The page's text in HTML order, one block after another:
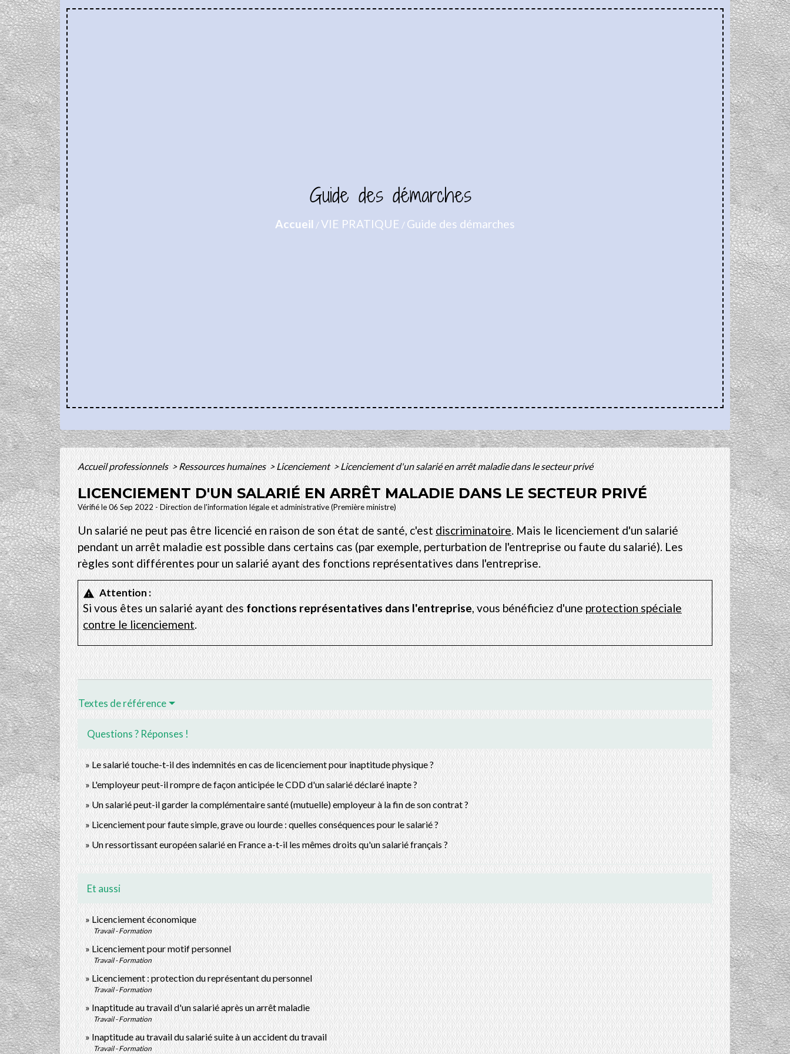
Guide des démarches
Accueil /VIE PRATIQUE / Guide des démarches
Accueil professionnels> Ressources humaines > Licenciement> Licenciement d'un salarié en arrêt maladie dans le secteur privé
LICENCIEMENT D'UN SALARIÉ EN ARRÊT MALADIE DANS LE SECTEUR PRIVÉ
Vérifié le 06 Sep 2022 - Direction de l'information légale et administrative (Première ministre)
Un salarié ne peut pas être licencié en raison de son état de santé, c'estdiscriminatoire. Mais le licenciement d'un salarié
pendant un arrêt maladie est possible dans certains cas (par exemple, perturbation de l'entreprise ou faute du salarié). Les
règles sont différentes pour un salarié ayant des fonctions représentatives dans l'entreprise.
warning Attention :
Si vous êtes un salarié ayant desfonctions représentatives dans l'entreprise, vous bénéficiez d'uneprotection spéciale
contre le licenciement.
Textes de référence
Questions ? Réponses !
Le salarié touche-t-il des indemnités en cas de licenciement pour inaptitude physique ?
L'employeur peut-il rompre de façon anticipée le CDD d'un salarié déclaré inapte ?
Un salarié peut-il garder la complémentaire santé (mutuelle) employeur à la fin de son contrat ?
Licenciement pour faute simple, grave ou lourde : quelles conséquences pour le salarié ?
Un ressortissant européen salarié en France a-t-il les mêmes droits qu'un salarié français ?
Et aussi
Licenciement économique
Travail - Formation
Licenciement pour motif personnel
Travail - Formation
Licenciement : protection du représentant du personnel
Travail - Formation
Inaptitude au travail d'un salarié après un arrêt maladie
Travail - Formation
Inaptitude au travail du salarié suite à un accident du travail
Travail - Formation